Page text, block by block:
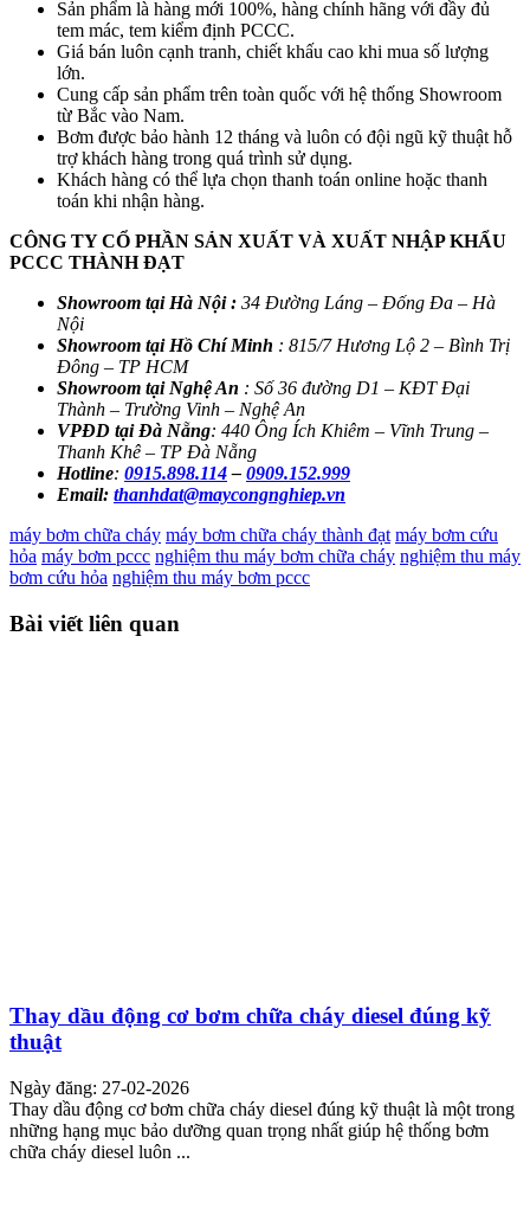
Sản phẩm là hàng mới 100%, hàng chính hãng với đầy đủ
tem mác, tem kiểm định PCCC.
Giá bán luôn cạnh tranh, chiết khấu cao khi mua số lượng
lớn.
Cung cấp sản phẩm trên toàn quốc với hệ thống Showroom
từ Bắc vào Nam.
Bơm được bảo hành 12 tháng và luôn có đội ngũ kỹ thuật hỗ
trợ khách hàng trong quá trình sử dụng.
Khách hàng có thể lựa chọn thanh toán online hoặc thanh
toán khi nhận hàng.
CÔNG TY CỔ PHẦN SẢN XUẤT VÀ XUẤT NHẬP KHẨU
PCCC THÀNH ĐẠT
Showroom tại Hà Nội : 34 Đường Láng – Đống Đa – Hà
Nội
Showroom tại Hồ Chí Minh : 815/7 Hương Lộ 2 – Bình Trị
Đông – TP HCM
Showroom tại Nghệ An : Số 36 đường D1 – KĐT Đại
Thành – Trường Vinh – Nghệ An
VPĐD tại Đà Nẵng: 440 Ông Ích Khiêm – Vĩnh Trung –
Thanh Khê – TP Đà Nẵng
Hotline: 0915.898.114– 0909.152.999
Email: thanhdat@maycongnghiep.vn
máy bơm chữa cháy máy bơm chữa cháy thành đạt máy bơm cứu
hỏa máy bơm pccc nghiệm thu máy bơm chữa cháy nghiệm thu máy
bơm cứu hỏa nghiệm thu máy bơm pccc
Bài viết liên quan
Thay dầu động cơ bơm chữa cháy diesel đúng kỹ
thuật
Ngày đăng: 27-02-2026
Thay dầu động cơ bơm chữa cháy diesel đúng kỹ thuật là một trong
những hạng mục bảo dưỡng quan trọng nhất giúp hệ thống bơm
chữa cháy diesel luôn ...